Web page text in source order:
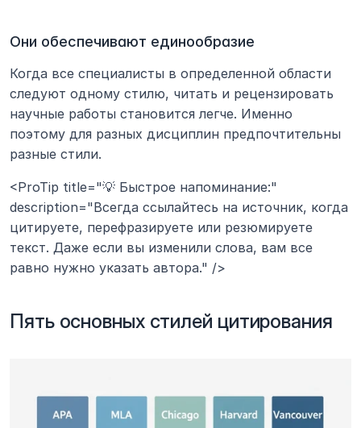
Они обеспечивают единообразие
Когда все специалисты в определенной области
следуют одному стилю, читать и рецензировать
научные работы становится легче. Именно
поэтому для разных дисциплин предпочтительны
разные стили.
<ProTip title="💡 Быстрое напоминание:"
description="Всегда ссылайтесь на источник, когда
цитируете, перефразируете или резюмируете
текст. Даже если вы изменили слова, вам все
равно нужно указать автора." />
Пять основных стилей цитирования